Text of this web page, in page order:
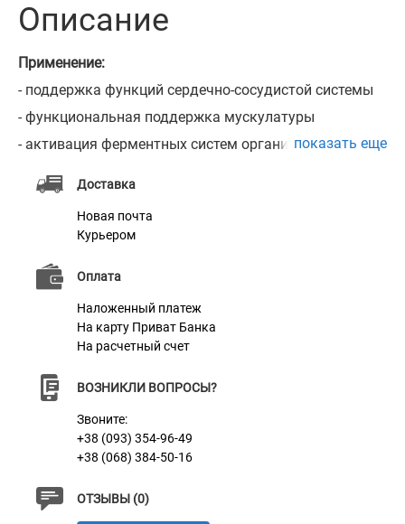
Доставка
Новая почта
Курьером
Оплата
Наложенный платеж
На карту Приват Банка
На расчетный счет
ВОЗНИКЛИ ВОПРОСЫ?
Звоните:
+38 (093) 354-96-49
+38 (068) 384-50-16
ОТЗЫВЫ (0)
Описание
Применение:
- поддержка функций сердечно-сосудистой системы
- функциональная поддержка мускулатуры
- активация ферментных систем организма в период
восстановления после болезней;
- нормализация работы желудочно-кишечного тракта
- обеспечение жизненно-важных обменных процессов
животного различным заболеваниям
- предупреждение переутомления
- повышение иммунитета
- укрепление костей и зубов
- стимуляция репродуктивной функции.
100 таблеток 50г
показать еще